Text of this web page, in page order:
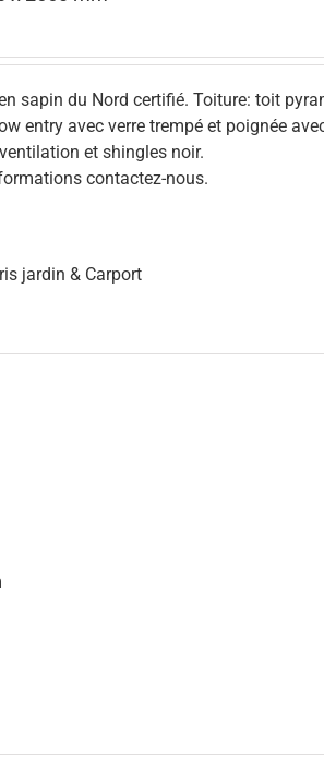
sapin du Nord certifié. Toiture: toit
entry avec verre trempé et poignée
et shingles noir.
contactez-nous.
jardin & Carport